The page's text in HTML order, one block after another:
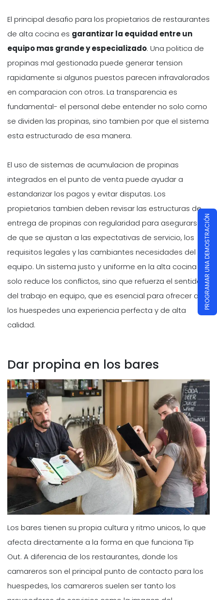
El principal desafio para los propietarios de restaurantes
de alta cocina es garantizar la equidad entre un
equipo mas grande y especializado. Una politica de
propinas mal gestionada puede generar tension
rapidamente si algunos puestos parecen infravalorados
en comparacion con otros. La transparencia es
fundamental- el personal debe entender no solo como
se dividen las propinas, sino tambien por que el sistema
esta estructurado de esa manera.
El uso de sistemas de acumulacion de propinas
integrados en el punto de venta puede ayudar a
estandarizar los pagos y evitar disputas. Los
propietarios tambien deben revisar las estructuras de
entrega de propinas con regularidad para asegurarse
de que se ajustan a las expectativas de servicio, los
requisitos legales y las cambiantes necesidades del
equipo. Un sistema justo y uniforme en la alta cocina no
solo reduce los conflictos, sino que refuerza el sentido
del trabajo en equipo, que es esencial para ofrecer a
los huespedes una experiencia perfecta y de alta
calidad.
Dar propina en los bares
Los bares tienen su propia cultura y ritmo unicos, lo que
afecta directamente a la forma en que funciona Tip
Out. A diferencia de los restaurantes, donde los
camareros son el principal punto de contacto para los
huespedes, los camareros suelen ser tanto los
PROGRAMAR UNA DEMOSTRACIÓN